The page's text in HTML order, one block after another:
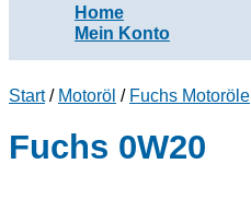
Home
Mein Konto
Start/ Motoröl / Fuchs Motoröle
Fuchs 0W20